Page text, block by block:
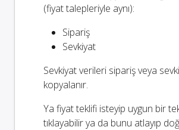
(fiyat talepleriyle aynı):
Sipariş
Sevkiyat
Sevkiyat verileri sipariş veya
kopyalanır.
Ya fiyat teklifi isteyip uygun bir
tıklayabilir ya da bunu atlayıp